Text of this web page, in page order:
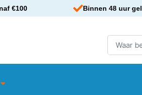
€100 Binnen 48 uur